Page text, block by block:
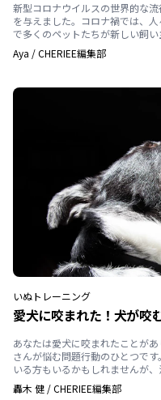
新型コロナウイルスの世界的な
を与えました。コロナ禍では、
で多くのペットたちが新しい飼い
Aya /CHERIEE編集部
いぬトレーニング
愛犬に咬まれた！犬が咬
あなたは愛犬に咬まれたことが
さんが悩む問題行動のひとつで
いる方もいるかもしれませんが
轟木 健 /CHERIEE編集部